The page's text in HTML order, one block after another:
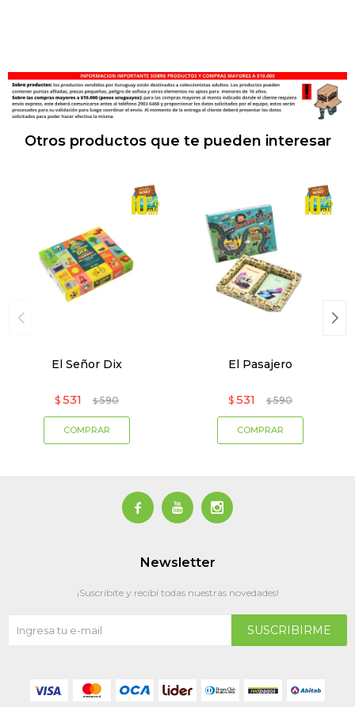
Otros productos que te pueden interesar
El Señor Dix
$ 531 $ 590
El Pasajero
$ 531 $ 590
  
Newsletter
¡Suscribite y recibí todas nuestras novedades!
SUSCRIBIRME